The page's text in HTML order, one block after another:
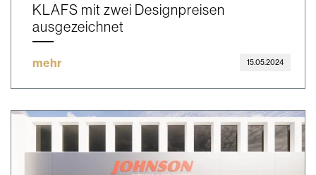
KLAFS mit zwei Designpreisen
ausgezeichnet
mehr 15.05.2024